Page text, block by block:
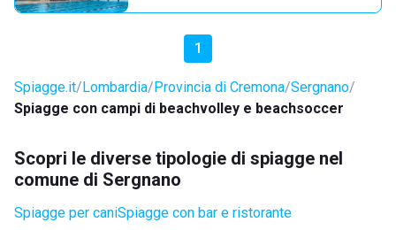
1
Spiagge.it Lombardia Provincia di Cremona Sergnano
Spiagge con campi di beachvolley e beachsoccer
Scopri le diverse tipologie di spiagge nel
comune di Sergnano
Spiagge per caniSpiagge con bar e ristorante